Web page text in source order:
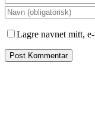
Lagre navnet mitt,